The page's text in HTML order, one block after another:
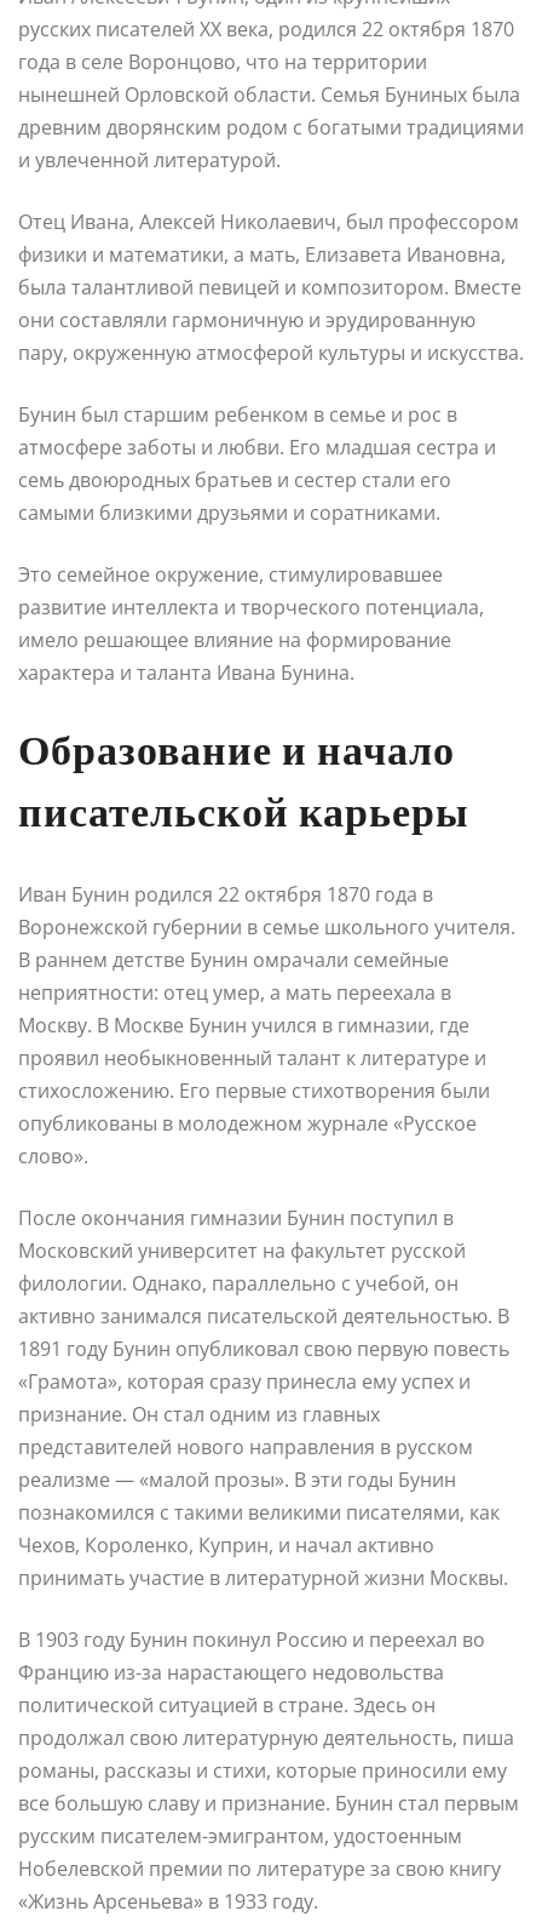
русских писателей XX века, родился 22 октября 1870
года в селе Воронцово, что на территории
нынешней Орловской области. Семья Буниных была
древним дворянским родом с богатыми традициями
и увлеченной литературой.
Отец Ивана, Алексей Николаевич, был профессором
физики и математики, а мать, Елизавета Ивановна,
была талантливой певицей и композитором. Вместе
они составляли гармоничную и эрудированную
пару, окруженную атмосферой культуры и искусства.
Бунин был старшим ребенком в семье и рос в
атмосфере заботы и любви. Его младшая сестра и
семь двоюродных братьев и сестер стали его
самыми близкими друзьями и соратниками.
Это семейное окружение, стимулировавшее
развитие интеллекта и творческого потенциала,
имело решающее влияние на формирование
характера и таланта Ивана Бунина.
Образование и начало
писательской карьеры
Иван Бунин родился 22 октября 1870 года в
Воронежской губернии в семье школьного учителя.
В раннем детстве Бунин омрачали семейные
неприятности: отец умер, а мать переехала в
Москву. В Москве Бунин учился в гимназии, где
проявил необыкновенный талант к литературе и
стихосложению. Его первые стихотворения были
опубликованы в молодежном журнале «Русское
слово».
После окончания гимназии Бунин поступил в
Московский университет на факультет русской
филологии. Однако, параллельно с учебой, он
активно занимался писательской деятельностью. В
1891 году Бунин опубликовал свою первую повесть
«Грамота», которая сразу принесла ему успех и
признание. Он стал одним из главных
представителей нового направления в русском
реализме — «малой прозы». В эти годы Бунин
познакомился с такими великими писателями, как
Чехов, Короленко, Куприн, и начал активно
принимать участие в литературной жизни Москвы.
В 1903 году Бунин покинул Россию и переехал во
Францию из-за нарастающего недовольства
политической ситуацией в стране. Здесь он
продолжал свою литературную деятельность, пиша
романы, рассказы и стихи, которые приносили ему
все большую славу и признание. Бунин стал первым
русским писателем-эмигрантом, удостоенным
Нобелевской премии по литературе за свою книгу
«Жизнь Арсеньева» в 1933 году.